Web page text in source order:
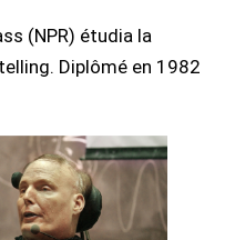
(NPR) étudia la
Diplômé en 1982